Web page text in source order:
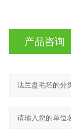
产品咨询